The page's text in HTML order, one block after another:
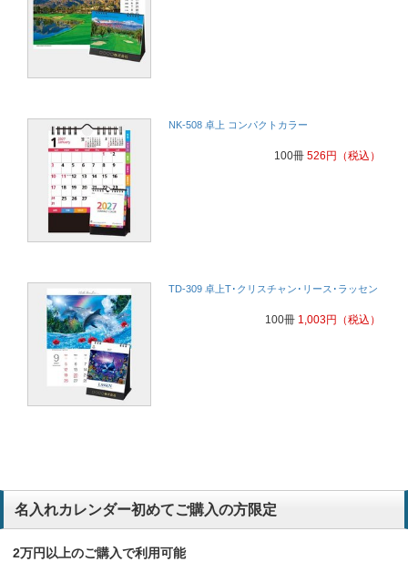
NK-508 卓上 コンパクトカラー
100冊 526 円 （税込）
TD-309 卓上T･クリスチャン･リース･ラッセン
100冊 1,003円 （税込）
名入れカレンダー初めてご購入の方限定
2万円以上のご購入で利用可能